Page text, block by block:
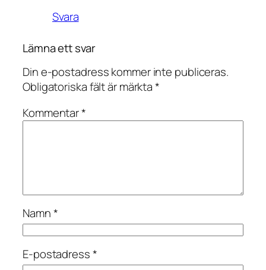
Svara
Lämna ett svar
Din e-postadress kommer inte publiceras.
Obligatoriska fält är märkta*
Kommentar*
Namn*
E-postadress*